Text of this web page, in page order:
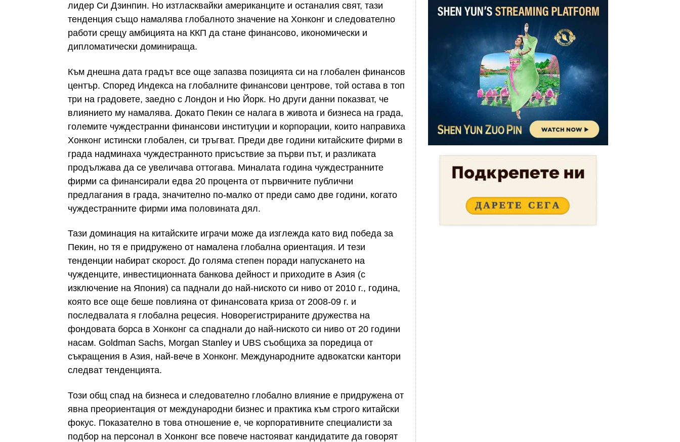
лидер Си Дзинпин. Но изтласквайки американците и останалия свят, тази
тенденция също намалява глобалното значение на Хонконг и следователно
работи срещу амбицията на ККП да стане финансово, икономически и
дипломатически доминираща.
Към днешна дата градът все още запазва позицията си на глобален финансов
център. Според Индекса на глобалните финансови центрове, той остава в топ
три на градовете, заедно с Лондон и Ню Йорк. Но други данни показват, че
влиянието му намалява. Докато Пекин се налага в живота и бизнеса на града,
големите чуждестранни финансови институции и корпорации, които направиха
Хонконг истински глобален, си тръгват. Преди две години китайските фирми в
града надминаха чуждестранното присъствие за първи път, и разликата
продължава да се увеличава оттогава. Миналата година чуждестранните
фирми са финансирали едва 20 процента от първичните публични
предлагания в града, значително по-малко от преди само две години, когато
чуждестранните фирми има половината дял.
Тази доминация на китайските играчи може да изглежда като вид победа за
Пекин, но тя е придружено от намалена глобална ориентация. И тези
тенденции набират скорост. До голяма степен поради напускането на
чужденците, инвестиционната банкова дейност и приходите в Азия (с
изключение на Япония) са паднали до най-ниското си ниво от 2010 г., година,
която все още беше повлияна от финансовата криза от 2008-09 г. и
последвалата я глобална рецесия. Новорегистрираните дружества на
фондовата борса в Хонконг са спаднали до най-ниското си ниво от 20 години
насам. Goldman Sachs, Morgan Stanley и UBS съобщиха за поредица от
съкращения в Азия, най-вече в Хонконг. Международните адвокатски кантори
следват тенденцията.
Този общ спад на бизнеса и следователно глобално влияние е придружена от
явна преориентация от международни бизнес и практика към строго китайски
фокус. Показателно в това отношение е, че корпоративните специалисти за
подбор на персонал в Хонконг все повече настояват кандидатите да говорят